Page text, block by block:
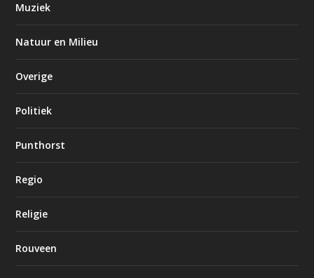
Muziek
Natuur en Milieu
Overige
Politiek
Punthorst
Regio
Religie
Rouveen